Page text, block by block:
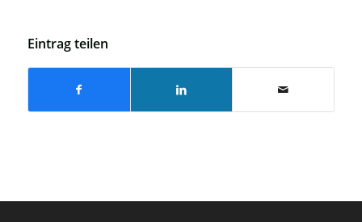
Eintrag teilen